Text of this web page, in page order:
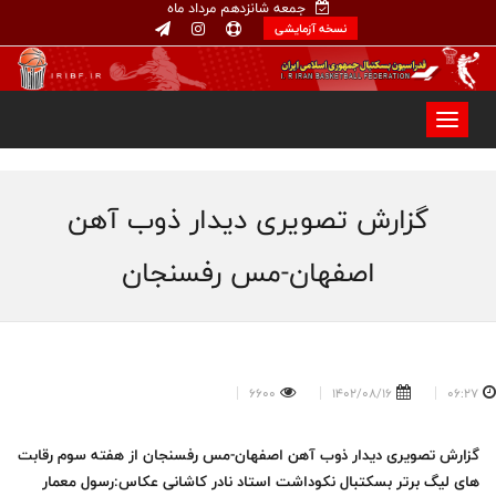
جمعه شانزدهم مرداد ماه
نسخه آزمایشی
گزارش تصویری دیدار ذوب آهن
اصفهان-مس رفسنجان
06:27
1402/08/16
6600
گزارش تصویری دیدار ذوب آهن اصفهان-مس رفسنجان از هفته سوم رقابت
های لیگ برتر بسکتبال نکوداشت استاد نادر کاشانی عکاس:رسول معمار